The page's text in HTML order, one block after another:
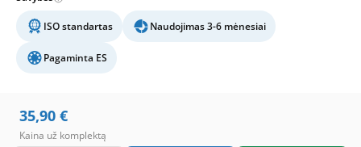
ISO standartas Naudojimas 3-6 mėnesiai
Pagaminta ES
35,90 €
Kaina už komplektą